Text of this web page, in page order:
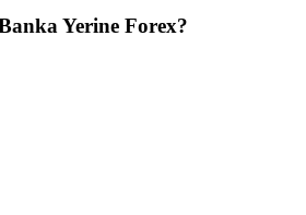
Yerine Forex?